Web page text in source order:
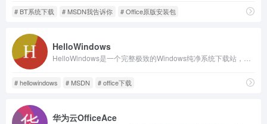
# BT系统下载 # MSDN我告诉你 # Office原版安装包
HelloWindows
# hellowindows # MSDN # office下载
华为云OfficeAce